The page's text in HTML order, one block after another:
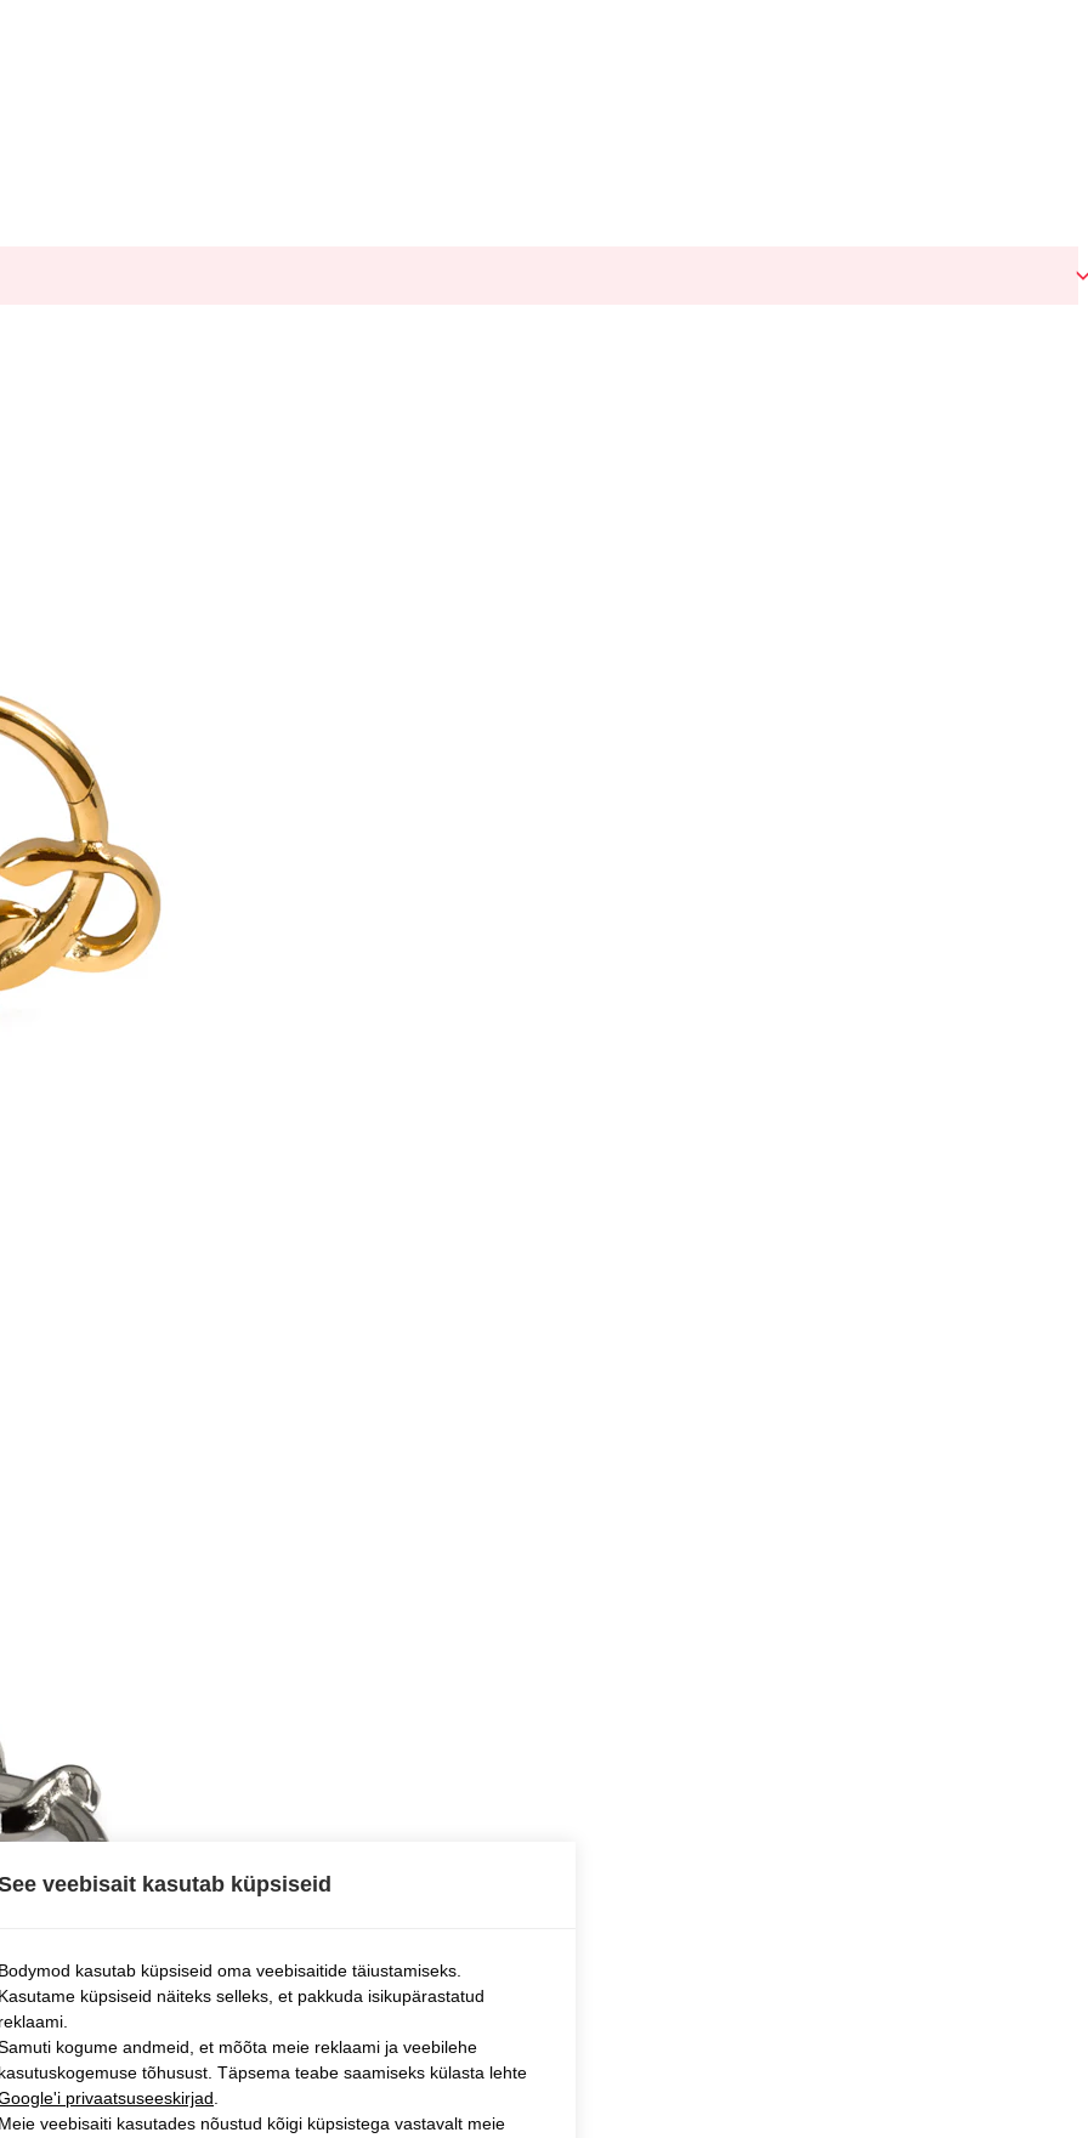
veebisait kasutab küpsiseid
kasutab küpsiseid oma veebisaitide täiustamiseks.
küpsiseid näiteks selleks, et pakkuda isikupärastatud
kogume andmeid, et mõõta meie reklaami ja veebilehe
tõhusust. Täpsema teabe saamiseks külasta lehte
privaatsuseeskirjad
veebisaiti kasutades nõustud kõigi küpsistega vastavalt meie